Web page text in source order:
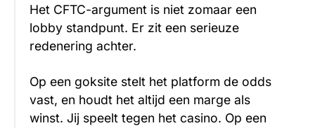
Het CFTC-argument is niet zomaar een
lobby standpunt. Er zit een serieuze
redenering achter.
Op een goksite stelt het platform de odds
vast, en houdt het altijd een marge als
winst. Jij speelt tegen het casino. Op een